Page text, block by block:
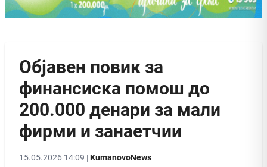
Објавен повик за
финансиска помош до
200.000 денари за мали
фирми и занаетчии
15.05.2026 14:09 |KumanovoNews